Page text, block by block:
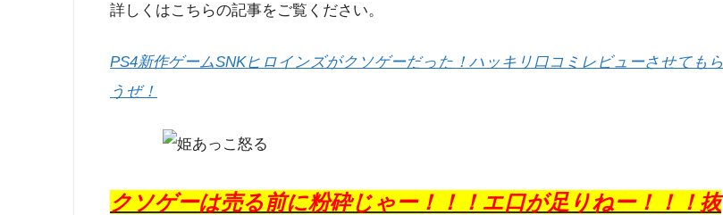
詳しくはこちらの記事をご覧ください。
PS4新作ゲームSNKヒロインズがクソゲーだった！ハッキリ口コミレビューさせてもら
うぜ！
クソゲーは売る前に粉砕じゃー！！！エ口が足りねー！！！抜